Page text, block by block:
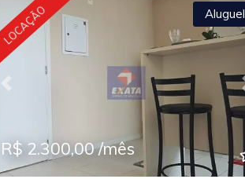
LOCAÇÃO Aluguel
R$ 2.300,00 /mês